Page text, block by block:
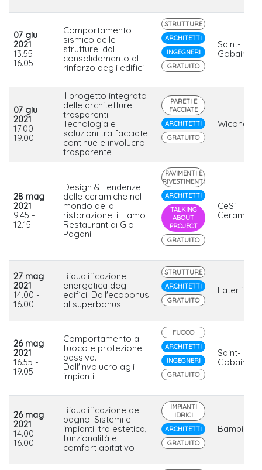
07 giu
2021
13.55 -
16.05
Comportamento
sismico delle
strutture: dal
consolidamento al
rinforzo degli edifici
STRUTTURE
ARCHITETTI
INGEGNERI
GRATUITO
Saint-
Gobain
07 giu
2021
17.00 -
19.00
Il progetto integrato
delle architetture
trasparenti.
Tecnologia e
soluzioni tra facciate
continue e involucro
trasparente
PARETI E
FACCIATE
ARCHITETTI
GRATUITO
Wicona
28 mag
2021
9.45 -
12.15
Design & Tendenze
delle ceramiche nel
mondo della
ristorazione: il Lamo
Restaurant di Gio
Pagani
PAVIMENTI E
RIVESTIMENTI
ARCHITETTI
TALKING
ABOUT
PROJECT
GRATUITO
CeSi
Ceramica
27 mag
2021
14.00 -
16.00
Riqualificazione
energetica degli
edifici. Dall'ecobonus
al superbonus
STRUTTURE
ARCHITETTI
GRATUITO
Laterlite
26 mag
2021
16.55 -
19.05
Comportamento al
fuoco e protezione
passiva.
Dall'involucro agli
impianti
FUOCO
ARCHITETTI
INGEGNERI
GRATUITO
Saint-
Gobain
26 mag
2021
14.00 -
16.00
Riqualificazione del
bagno. Sistemi e
impianti: tra estetica,
funzionalità e
comfort abitativo
IMPIANTI
IDRICI
ARCHITETTI
GRATUITO
Bampi